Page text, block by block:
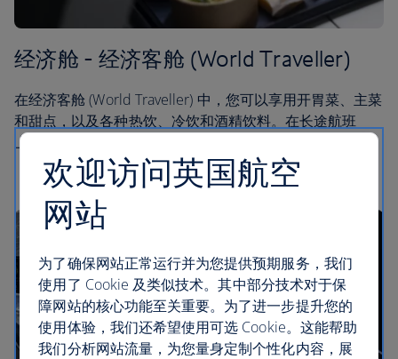
经济舱 - 经济客舱 (World Traveller)
在经济客舱 (World Traveller) 中，您可以享用开胃菜、主菜
和甜点，以及各种热饮、冷饮和酒精饮料。在长途航班
上，我们还会提供中途小吃和第二餐。
欢迎访问英国航空
网站
为了确保网站正常运行并为您提供预期服务，我们
使用了 Cookie 及类似技术。其中部分技术对于保
障网站的核心功能至关重要。为了进一步提升您的
使用体验，我们还希望使用可选 Cookie。这能帮助
我们分析网站流量，为您量身定制个性化内容，展